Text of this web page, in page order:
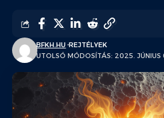
UTOLSÓ MÓDOSÍTÁS: 2025.
BFKH.HU REJTÉLYEK